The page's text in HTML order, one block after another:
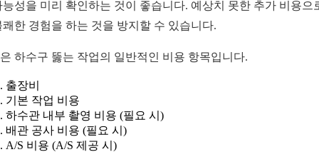
능성을 미리 확인하는 것이 좋습니다. 예상치 못한 추가 비용으
쾌한 경험을 하는 것을 방지할 수 있습니다.
하수구 뚫는 작업의 일반적인 비용 항목입니다.
출장비
기본 작업 비용
하수관 내부 촬영 비용 (필요 시)
배관 공사 비용 (필요 시)
A/S 비용 (A/S 제공 시)